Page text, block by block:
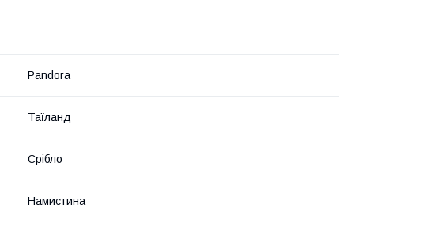
Pandora
Таїланд
Срібло
Намистина